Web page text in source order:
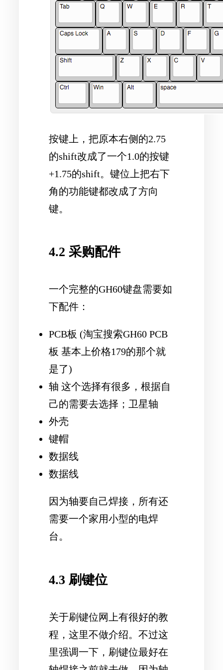
按键上，把原本右侧的2.75
的shift改成了一个1.0的按键
+1.75的shift。键位上把右下
角的功能键都改成了方向
键。
4.2 采购配件
一个完整的GH60键盘需要如
下配件：
PCB板 (淘宝搜索GH60 PCB
板 基本上价格179的那个就
是了)
轴 这个选择有很多，根据自
己的需要去选择；卫星轴
外壳
键帽
数据线
数据线
因为轴要自己焊接，所有还
需要一个家用小型的电焊
台。
4.3 刷键位
关于刷键位网上有很好的教
程，这里不做介绍。不过这
里强调一下，刷键位最好在